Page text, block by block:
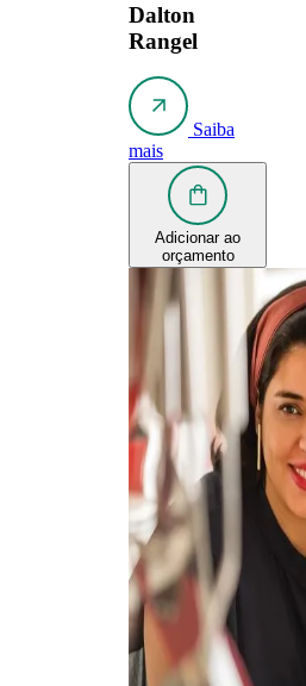
Dalton
Rangel
Saiba
mais
Adicionar ao
orçamento